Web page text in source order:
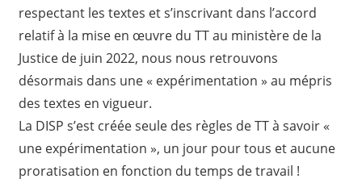
respectant les textes et s’inscrivant dans l’accord
relatif à la mise en œuvre du TT au ministère de la
Justice de juin 2022, nous nous retrouvons
désormais dans une « expérimentation » au mépris
des textes en vigueur.
La DISP s’est créée seule des règles de TT à savoir «
une expérimentation », un jour pour tous et aucune
proratisation en fonction du temps de travail !